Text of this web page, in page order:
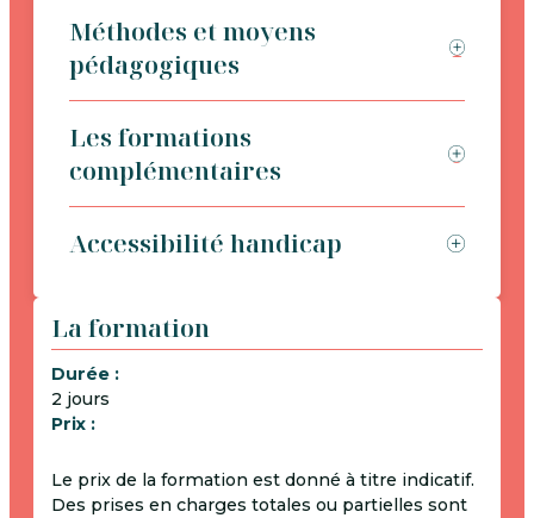
Méthodes et moyens
pédagogiques
Les formations
complémentaires
Accessibilité handicap
La formation
Durée :
2 jours
Prix :
Le prix de la formation est donné à titre indicatif.
Des prises en charges totales ou partielles sont